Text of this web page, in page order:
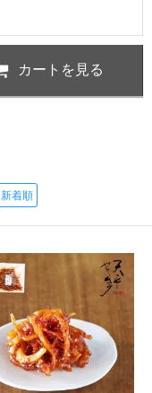
カートを見る
新着順